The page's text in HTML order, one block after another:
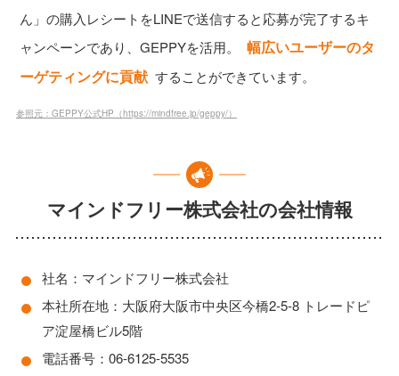
ん」の購入レシートをLINEで送信すると応募が完了するキ
ャンペーンであり、GEPPYを活用。
幅広いユーザーのタ
ーゲティングに貢献 することができています。
参照元：GEPPY公式HP（https://mindfree.jp/geppy/）
マインドフリー株式会社の会社情報
社名：マインドフリー株式会社
本社所在地：大阪府大阪市中央区今橋2-5-8 トレードピ
ア淀屋橋ビル5階
電話番号：06-6125-5535